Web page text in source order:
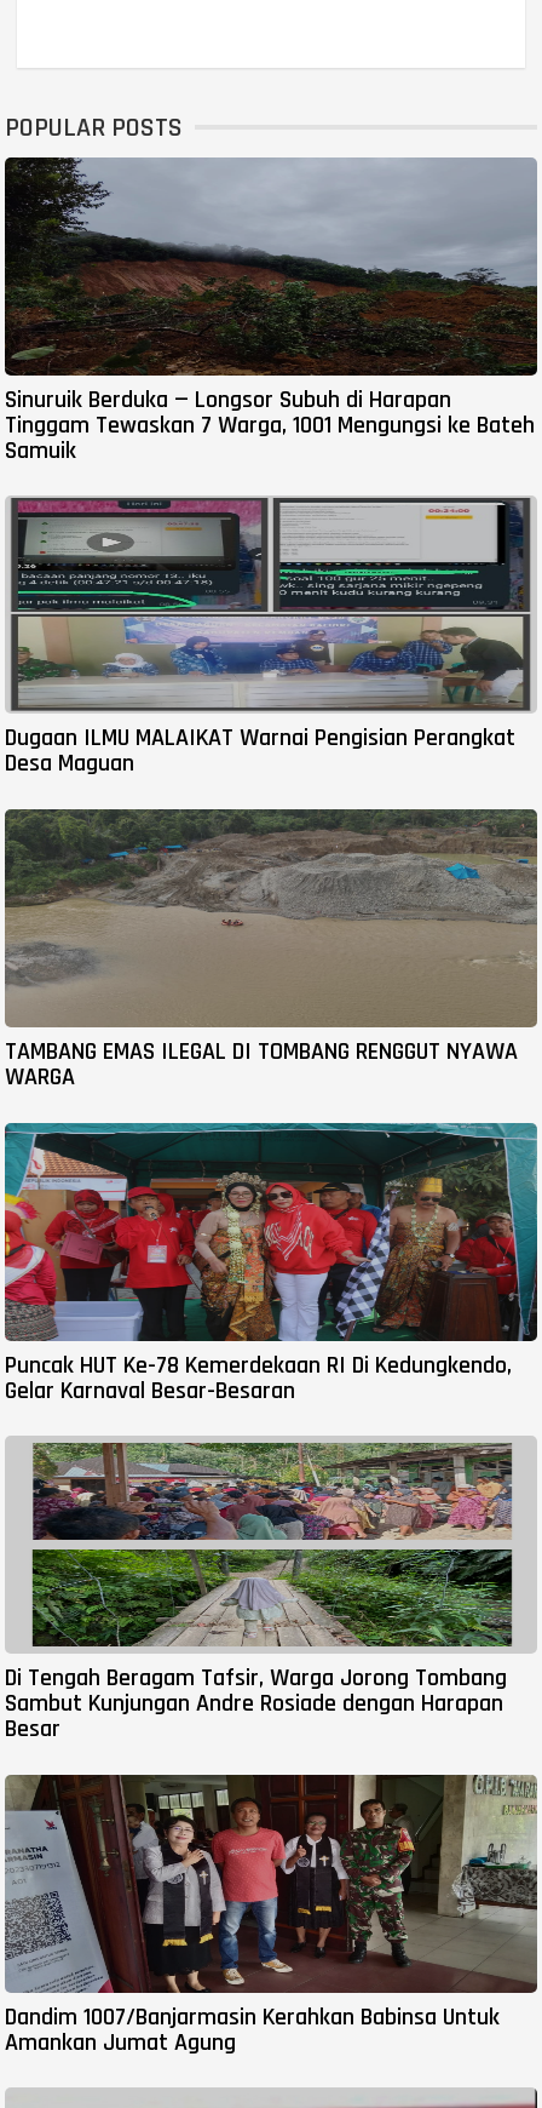
POPULAR POSTS
Sinuruik Berduka — Longsor Subuh di Harapan
Tinggam Tewaskan 7 Warga, 1001 Mengungsi ke Bateh
Samuik
Dugaan ILMU MALAIKAT Warnai Pengisian Perangkat
Desa Maguan
TAMBANG EMAS ILEGAL DI TOMBANG RENGGUT NYAWA
WARGA
Puncak HUT Ke-78 Kemerdekaan RI Di Kedungkendo,
Gelar Karnaval Besar-Besaran
Di Tengah Beragam Tafsir, Warga Jorong Tombang
Sambut Kunjungan Andre Rosiade dengan Harapan
Besar
Dandim 1007/Banjarmasin Kerahkan Babinsa Untuk
Amankan Jumat Agung